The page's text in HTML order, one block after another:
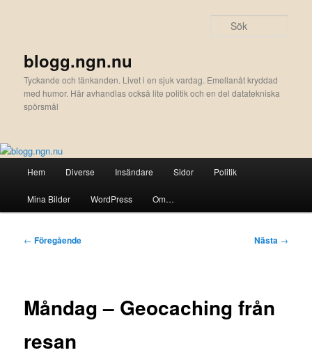
blogg.ngn.nu
Tyckande och tänkanden. Livet i en sjuk vardag. Emellanåt kryddad
med humor. Här avhandlas också lite politik och en del datatekniska
spörsmål
Hem Diverse Insändare Sidor Politik
Mina Bilder WordPress Om…
Inläggsnavigering
← Föregående Nästa →
Måndag – Geocaching från
resan